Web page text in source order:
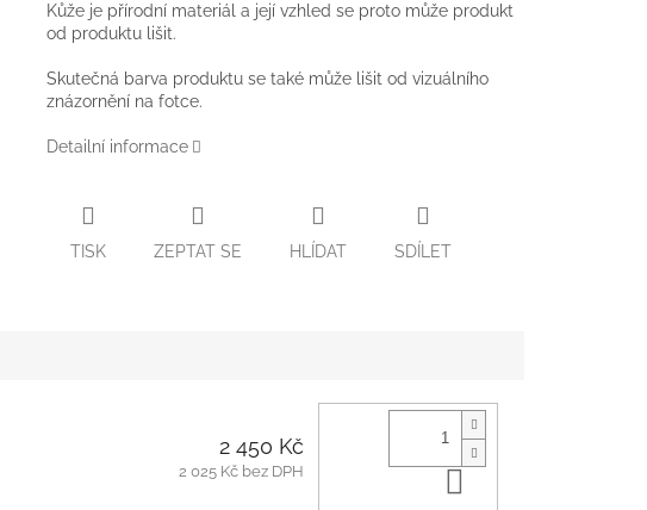
Kůže je přírodní materiál a její vzhled se proto může produkt
od produktu lišit.
Skutečná barva produktu se také může lišit od vizuálního
znázornění na fotce.
Detailní informace
TISK ZEPTAT SE HLÍDAT SDÍLET
2 450 Kč
2 025 Kč bez DPH